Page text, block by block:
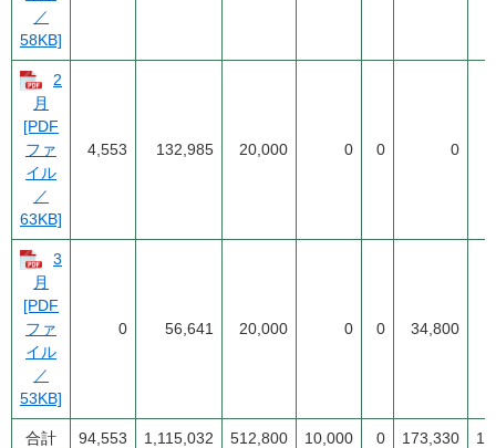
／
58KB]
2
月
[PDF
ファ
イル
／
63KB]
4,553 132,985 20,000 0 0 0
3
月
[PDF
ファ
イル
／
53KB]
0 56,641 20,000 0 0 34,800
合計 94,553 1,115,032 512,800 10,000 0 173,330